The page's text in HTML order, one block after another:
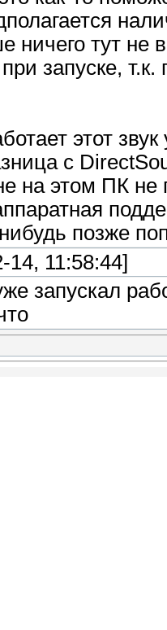
ничего тут не
запуске,
этот
с
на этом ПК не
нибудь позже
14, 11:58:44]
запускал